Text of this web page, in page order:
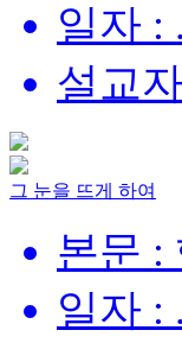
일자 :
설교
그 눈을 뜨게 하여
본문 :
일자 :